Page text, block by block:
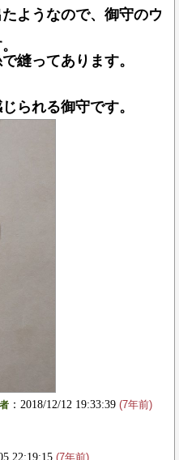
ようなので、御守のウ
縫ってあります。
られる御守です。
：2018/12/12 19:33:39 (7年前)
22:19:15 (7年前)